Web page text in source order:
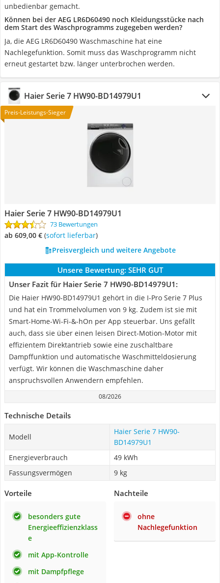
unbedienbar gemacht.
Können bei der AEG LR6D60490 noch Kleidungsstücke nach
dem Start des Waschprogramms zugegeben werden?
Ja, die AEG LR6D60490 Waschmaschine hat eine
Nachlegefunktion. Somit muss das Waschprogramm nicht
erneut gestartet bzw. länger unterbrochen werden.
Haier ‎Serie 7 HW90-BD14979U1
Preis-Leistungs-Sieger
Haier ‎Serie 7 HW90-BD14979U1
73 Bewertungen
ab 609,00 € ( Sofort lieferbar)
Preisvergleich und weitere Angebote
Unsere Bewertung: SEHR GUT
Unser Fazit für Haier ‎Serie 7 HW90-BD14979U1:
Die Haier ‎HW90-BD14979U1 gehört in die I-Pro Serie 7 Plus
und hat ein Trommelvolumen von 9 kg. Zudem ist sie mit
Smart-Home-Wi-Fi-&-hOn per App steuerbar. Uns gefällt
auch, dass sie über einen leisen Direct-Motion-Motor mit
effizientem Direktantrieb sowie eine zuschaltbare
Dampffunktion und automatische Waschmitteldosierung
verfügt. Wir können die Waschmaschine daher
anspruchsvollen Anwendern empfehlen.
08/2026
Technische Details
Modell
Haier ‎Serie 7 HW90-
BD14979U1
Energieverbrauch
49 kWh
Fassungsvermögen
9 kg
Vorteile
besonders gute
Energieeffizienzklass
e
mit App-Kontrolle
mit Dampfpflege
Nachteile
ohne
Nachlegefunktion